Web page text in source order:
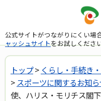
公式サイトがつながりにくい場
ャッシュサイトをお試しくださ
トップ> くらし・手続き
> スポーツに関するお知
使、ハリス・モリチス閣